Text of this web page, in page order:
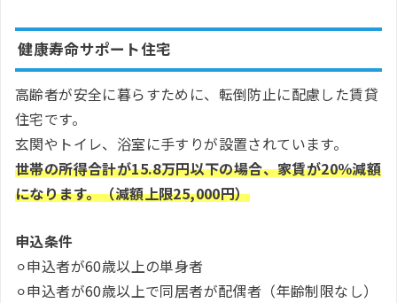
健康寿命サポート住宅
高齢者が安全に暮らすために、転倒防止に配慮した賃貸
住宅です。
玄関やトイレ、浴室に手すりが設置されています。
世帯の所得合計が15.8万円以下の場合、家賃が20％減額
になります。（減額上限25,000円）
申込条件
⚪︎申込者が60歳以上の単身者
⚪︎申込者が60歳以上で同居者が配偶者（年齢制限なし）